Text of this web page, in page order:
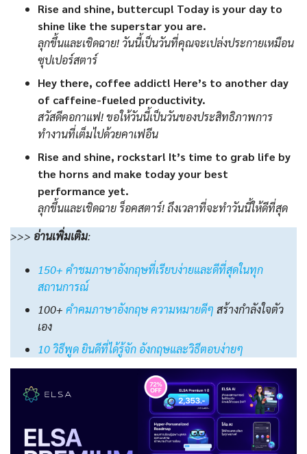
Rise and shine, buttercup! Today is your day to
shine like the superstar you are.
ลุกขึ้นและเชิดฉาย! วันนี้เป็นวันที่คุณจะเปล่งประกายเหมือน
ซุปเปอร์สตาร์
Hey there, coffee addict! Here’s to another day
of caffeine-fueled productivity.
สวัสดีคอกาแฟ! ขอให้วันนี้เป็นวันของประสิทธิภาพการ
ทำงานที่เต็มไปด้วยคาเฟอีน
Rise and shine, rockstar! It’s time to grab life by
the horns and make today your best
performance yet.
ลุกขึ้นและเชิดฉาย ร็อคสตาร์! ถึงเวลาที่จะทำวันนี้ให้ดีที่สุด
>>> อ่านเพิ่มเติม:
150+ คำชมภาษาอังกฤษที่เรียบง่ายและดีที่สุดในทุก
สถานการณ์
100+ คําคมภาษาอังกฤษ ความหมายดีๆ สร้างกำลังใจตัว
เอง
10 วิธีพูด ยินดีที่ได้รู้จัก อังกฤษและวิธีตอบง่ายๆ